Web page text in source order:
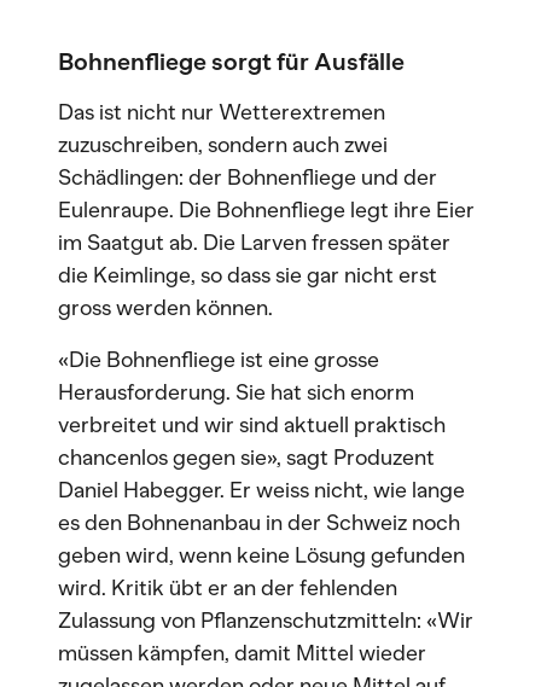
Bohnenfliege sorgt für Ausfälle
Das ist nicht nur Wetterextremen
zuzuschreiben, sondern auch zwei
Schädlingen: der Bohnenfliege und der
Eulenraupe. Die Bohnenfliege legt ihre Eier
im Saatgut ab. Die Larven fressen später
die Keimlinge, so dass sie gar nicht erst
gross werden können.
«Die Bohnenfliege ist eine grosse
Herausforderung. Sie hat sich enorm
verbreitet und wir sind aktuell praktisch
chancenlos gegen sie», sagt Produzent
Daniel Habegger. Er weiss nicht, wie lange
es den Bohnenanbau in der Schweiz noch
geben wird, wenn keine Lösung gefunden
wird. Kritik übt er an der fehlenden
Zulassung von Pflanzenschutzmitteln: «Wir
müssen kämpfen, damit Mittel wieder